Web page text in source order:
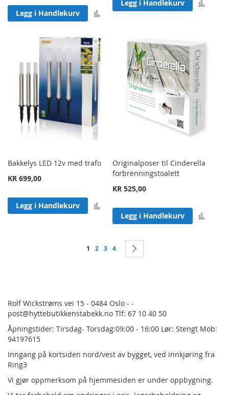
Legg i Handlekurv Legg til sammenligning
Legg i Handlekurv
Bakkelys LED 12v med trafo
KR 699,00
Legg i Handlekurv
Originalposer til Cinderella
forbrenningstoalett
KR 525,00
Legg i Handlekurv
Side
You're currently reading page
1 Side
2 Side
3 Side
4
Rolf Wickstrøms vei 15 - 0484 Oslo - -
post@hyttebutikkenstabekk.no Tlf: 67 10 40 50
Åpningstider: Tirsdag- Torsdag:09:00 - 16:00 Lør: Stengt Mob:
94197615
Inngang på kortsiden nord/vest av bygget, ved innkjøring fra
Ring3
Vi gjør oppmerksom på hjemmesiden er under oppbygning.